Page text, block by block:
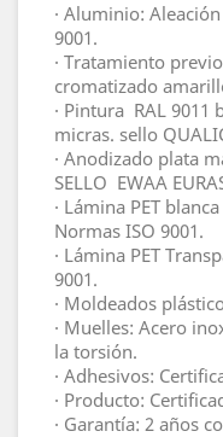
· Aluminio:
9001.
· Tratamiento
cromatizado
· Pintura RAL 9011
micras. sello
· Anodizado plata
SELLO EWAA
· Lámina PET
Normas ISO 9001.
· Lámina PET
9001.
· Moldeados
· Muelles: Acero
la torsión.
· Adhesivos:
· Producto:
· Garantía: 2 años